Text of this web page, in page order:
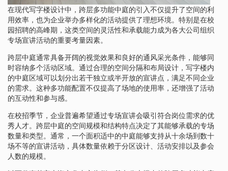
在现代写字楼设计中，跨层多功能中庭的引入不仅提升了空间的利
用效率，也为企业举办多样化的活动提供了理想环境。特别是在校
园招聘的高峰期，这类空间的灵活性和承载能力成为各大公司组织
专场宣讲活动的重要考量因素。
跨层中庭通常具备开阔的视觉效果和良好的通风采光条件，能够同
时容纳多个活动区域。通过合理的空间分隔和布局设计，写字楼内
的中庭区域可以划分出若干独立或半开放的宣讲点，满足不同企业
的需求。这种多功能配置不仅提高了场地的使用率，还增强了活动
的互动性和参与感。
在校招季节，企业普遍希望通过专场宣讲会吸引符合岗位需求的优
秀人才。跨层中庭的空间规模和结构特点决定了其能够承载的专场
数量和类型。通常，一个面积适中的中庭能够支持从十余场到数十
场不等的宣讲活动，具体数量依赖于分区设计、活动安排以及参会
人数的规模。